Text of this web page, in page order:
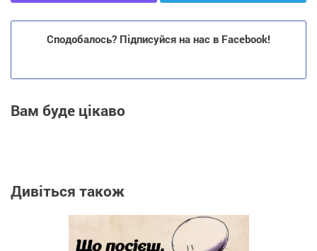
Сподобалось? Підписуйся на нас в Facebook!
Вам буде цікаво
Дивіться також